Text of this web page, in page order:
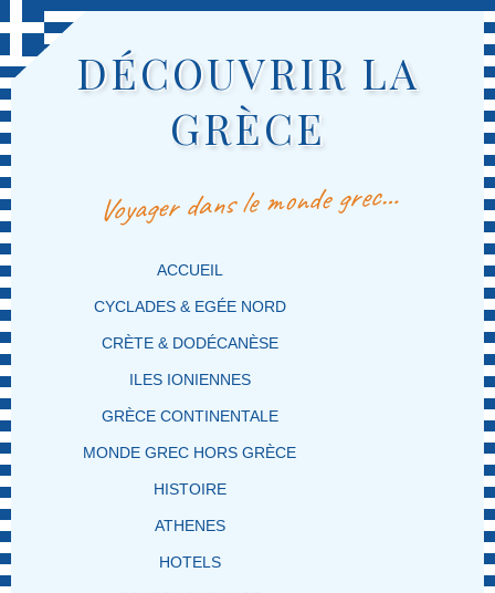
DÉCOUVRIR LA
GRÈCE
Voyager dans le monde grec…
MENU PRINCIPAL
MASQUER LA NAVIGATION PRINCIPALE
MASQUER LA NAVIGATION SECONDAIRE
ACCUEIL
CYCLADES & EGÉE NORD
CRÈTE & DODÉCANÈSE
ILES IONIENNES
GRÈCE CONTINENTALE
MONDE GREC HORS GRÈCE
HISTOIRE
ATHENES
HOTELS